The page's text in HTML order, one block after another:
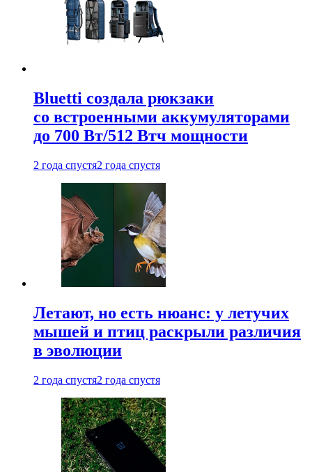
Bluetti создала рюкзаки
со встроенными аккумуляторами
до 700 Вт/512 Втч мощности
2 года спустя2 года спустя
Летают, но есть нюанс: у летучих
мышей и птиц раскрыли различия
в эволюции
2 года спустя2 года спустя